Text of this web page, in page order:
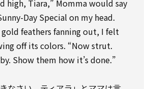
high, Tiara,” Momma would say
Day Special on my head.
feathers fanning out, I felt
off its colors. “Now strut.
Show them how it’s done.”